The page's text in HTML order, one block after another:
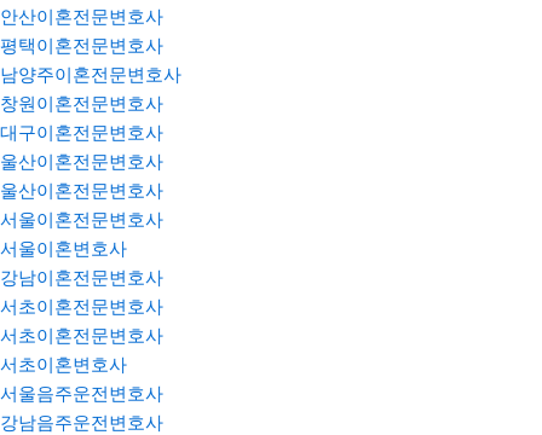
안산이혼전문변호사
평택이혼전문변호사
남양주이혼전문변호사
창원이혼전문변호사
대구이혼전문변호사
울산이혼전문변호사
울산이혼전문변호사
서울이혼전문변호사
서울이혼변호사
강남이혼전문변호사
서초이혼전문변호사
서초이혼전문변호사
서초이혼변호사
서울음주운전변호사
강남음주운전변호사